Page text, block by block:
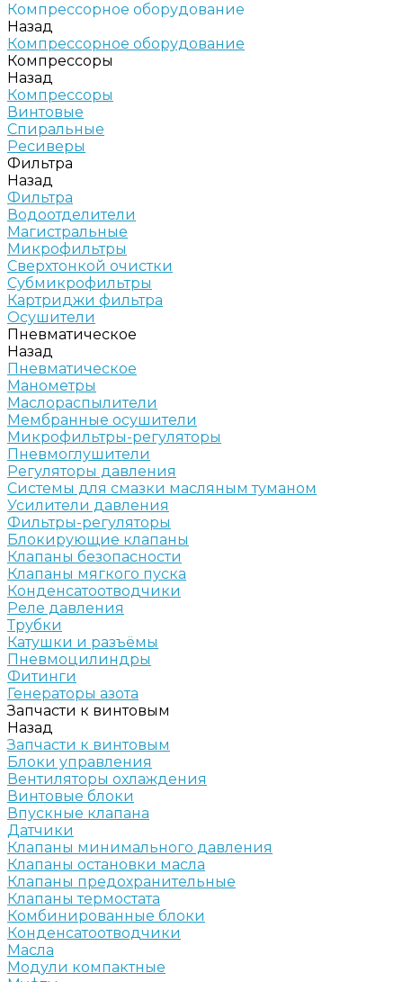
Компрессорное оборудование
Назад
Компрессорное оборудование
Компрессоры
Назад
Компрессоры
Винтовые
Спиральные
Ресиверы
Фильтра
Назад
Фильтра
Водоотделители
Магистральные
Микрофильтры
Сверхтонкой очистки
Субмикрофильтры
Картриджи фильтра
Осушители
Пневматическое
Назад
Пневматическое
Манометры
Маслораспылители
Мембранные осушители
Микрофильтры-регуляторы
Пневмоглушители
Регуляторы давления
Системы для смазки масляным туманом
Усилители давления
Фильтры-регуляторы
Блокирующие клапаны
Клапаны безопасности
Клапаны мягкого пуска
Конденсатоотводчики
Реле давления
Трубки
Катушки и разъёмы
Пневмоцилиндры
Фитинги
Генераторы азота
Запчасти к винтовым
Назад
Запчасти к винтовым
Блоки управления
Вентиляторы охлаждения
Винтовые блоки
Впускные клапана
Датчики
Клапаны минимального давления
Клапаны остановки масла
Клапаны предохранительные
Клапаны термостата
Комбинированные блоки
Конденсатоотводчики
Масла
Модули компактные